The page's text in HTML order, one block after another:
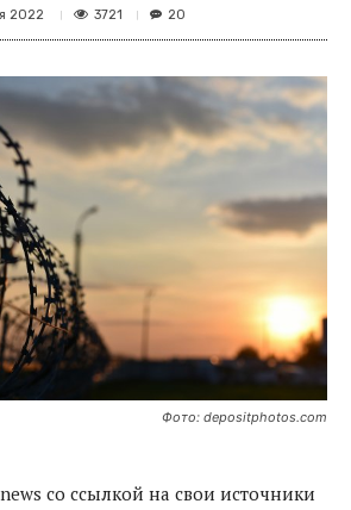
2022 3721 20
Фото: depositphotos.com
со ссылкой на свои источники